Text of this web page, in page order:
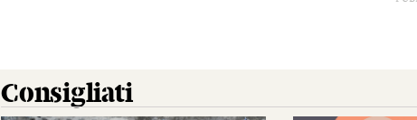
Consigliati